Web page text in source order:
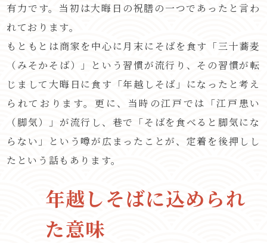
有力です。当初は大晦日の祝膳の一つであったと言わ
れております。
もともとは商家を中心に月末にそばを食す「三十蕎麦
（みそかそば）」という習慣が流行り、その習慣が転
じまして大晦日に食す「年越しそば」になったと考え
られております。更に、当時の江戸では「江戸患い
（脚気）」が流行し、巷で「そばを食べると脚気にな
らない」という噂が広まったことが、定着を後押しし
たという話もあります。
年越しそばに込められ
た意味